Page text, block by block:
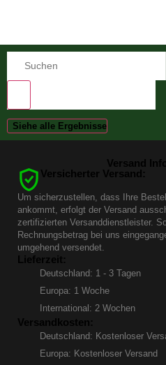
Siehe alle Ergebnisse
Versand
Versicherter Versand:
Um sicherzustellen, dass Ihre
ankommt, erfolgt der Versand
zertifizierten Versanddienstleister.
Rechnungsbetrag bei uns
umgehend versendet.
Lieferzeit:
Deutschland: 1 - 3 Tagen
Europa: 1 Woche
International: 2 Wochen
Versandkosten:
Deutschland: Kostenloser
Europa: Kostenloser Versand